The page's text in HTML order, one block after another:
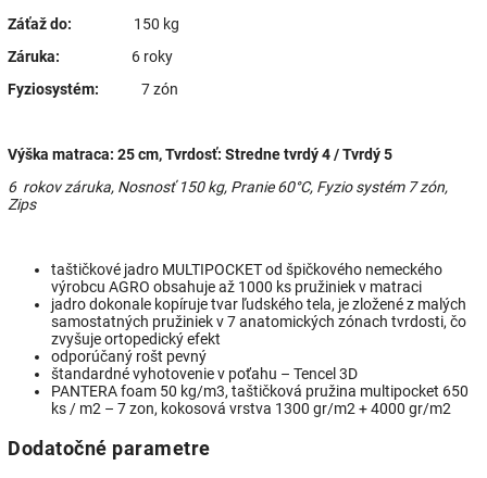
Záťaž do:
150 kg
Záruka: 6 roky
Fyziosystém: 7 zón
Výška matraca: 25 cm, Tvrdosť: Stredne tvrdý 4 / Tvrdý 5
6 rokov záruka, Nosnosť 150 kg, Pranie 60°C, Fyzio systém 7 zón,
Zips
taštičkové jadro MULTIPOCKET od špičkového nemeckého
výrobcu AGRO obsahuje až 1000 ks pružiniek v matraci
jadro dokonale kopíruje tvar ľudského tela, je zložené z malých
samostatných pružiniek v 7 anatomických zónach tvrdosti, čo
zvyšuje ortopedický efekt
odporúčaný rošt pevný
štandardné vyhotovenie v poťahu – Tencel 3D
PANTERA foam 50 kg/m3, taštičková pružina multipocket 650
ks / m2 – 7 zon, kokosová vrstva 1300 gr/m2 + 4000 gr/m2
Dodatočné parametre